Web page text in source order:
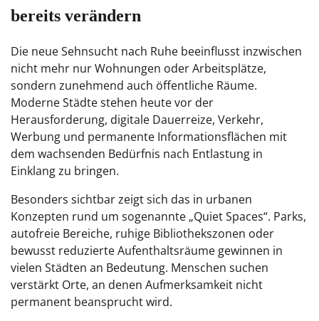
bereits verändern
Die neue Sehnsucht nach Ruhe beeinflusst inzwischen
nicht mehr nur Wohnungen oder Arbeitsplätze,
sondern zunehmend auch öffentliche Räume.
Moderne Städte stehen heute vor der
Herausforderung, digitale Dauerreize, Verkehr,
Werbung und permanente Informationsflächen mit
dem wachsenden Bedürfnis nach Entlastung in
Einklang zu bringen.
Besonders sichtbar zeigt sich das in urbanen
Konzepten rund um sogenannte „Quiet Spaces“. Parks,
autofreie Bereiche, ruhige Bibliothekszonen oder
bewusst reduzierte Aufenthaltsräume gewinnen in
vielen Städten an Bedeutung. Menschen suchen
verstärkt Orte, an denen Aufmerksamkeit nicht
permanent beansprucht wird.